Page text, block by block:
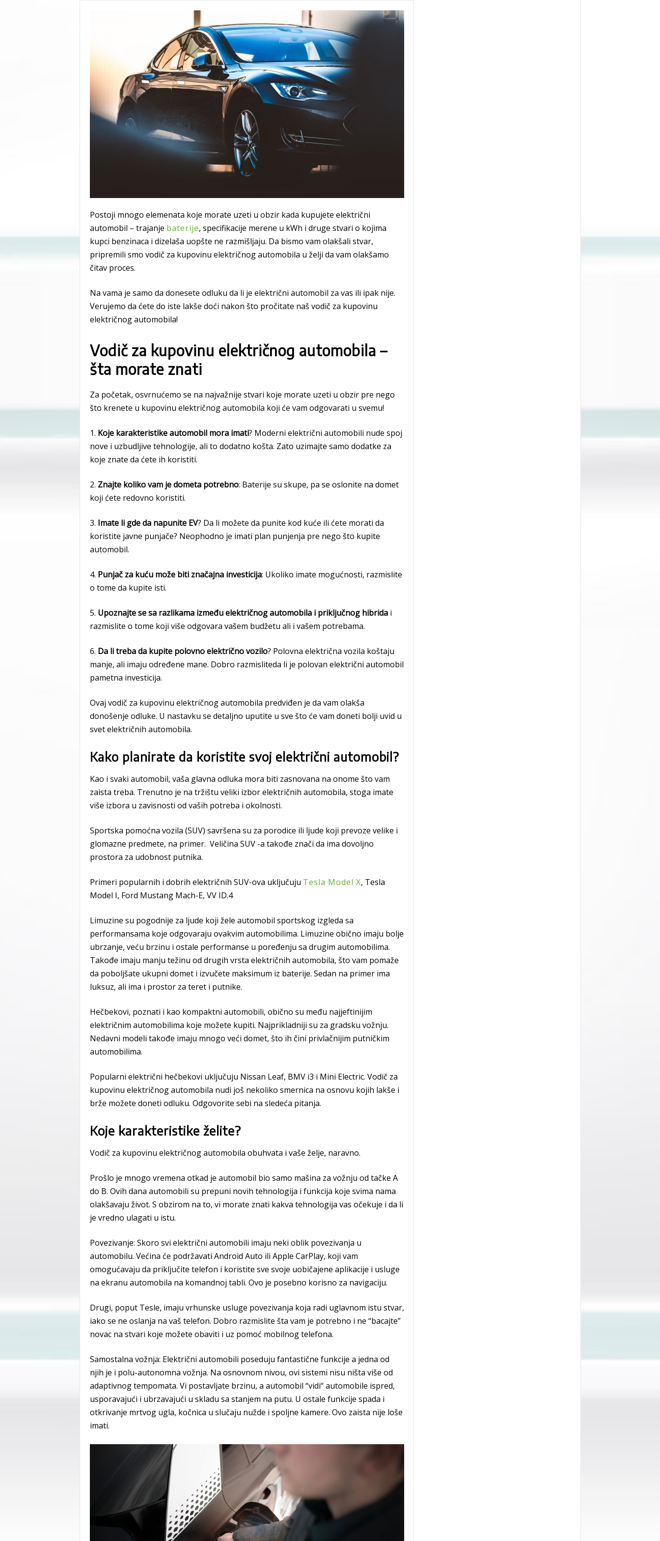
Postoji mnogo elemenata koje morate uzeti u obzir kada kupujete električni
automobil – trajanje baterije, specifikacije merene u kWh i druge stvari o kojima
kupci benzinaca i dizelaša uopšte ne razmišljaju. Da bismo vam olakšali stvar,
pripremili smo vodič za kupovinu električnog automobila u želji da vam olakšamo
čitav proces.
Na vama je samo da donesete odluku da li je električni automobil za vas ili ipak nije.
Verujemo da ćete do iste lakše doći nakon što pročitate naš vodič za kupovinu
električnog automobila!
Vodič za kupovinu električnog automobila –
šta morate znati
Za početak, osvrnućemo se na najvažnije stvari koje morate uzeti u obzir pre nego
što krenete u kupovinu električnog automobila koji će vam odgovarati u svemu!
1. Koje karakteristike automobil mora imati? Moderni električni automobili nude spoj
nove i uzbudljive tehnologije, ali to dodatno košta. Zato uzimajte samo dodatke za
koje znate da ćete ih koristiti.
2. Znajte koliko vam je dometa potrebno: Baterije su skupe, pa se oslonite na domet
koji ćete redovno koristiti.
3. Imate li gde da napunite EV? Da li možete da punite kod kuće ili ćete morati da
koristite javne punjače? Neophodno je imati plan punjenja pre nego što kupite
automobil.
4. Punjač za kuću može biti značajna investicija: Ukoliko imate mogućnosti, razmislite
o tome da kupite isti.
5. Upoznajte se sa razlikama između električnog automobila i priključnog hibridai
razmislite o tome koji više odgovara vašem budžetu ali i vašem potrebama.
6. Da li treba da kupite polovno električno vozilo? Polovna električna vozila koštaju
manje, ali imaju određene mane. Dobro razmisliteda li je polovan električni automobil
pametna investicija.
Ovaj vodič za kupovinu električnog automobila predviđen je da vam olakša
donošenje odluke. U nastavku se detaljno uputite u sve što će vam doneti bolji uvid u
svet električnih automobila.
Kako planirate da koristite svoj električni automobil?
Kao i svaki automobil, vaša glavna odluka mora biti zasnovana na onome što vam
zaista treba. Trenutno je na tržištu veliki izbor električnih automobila, stoga imate
više izbora u zavisnosti od vaših potreba i okolnosti.
Sportska pomoćna vozila (SUV) savršena su za porodice ili ljude koji prevoze velike i
glomazne predmete, na primer. Veličina SUV -a takođe znači da ima dovoljno
prostora za udobnost putnika.
Primeri popularnih i dobrih električnih SUV-ova uključuju Tesla Model X, Tesla
Model I, Ford Mustang Mach-E, VV ID.4
Limuzine su pogodnije za ljude koji žele automobil sportskog izgleda sa
performansama koje odgovaraju ovakvim automobilima. Limuzine obično imaju bolje
ubrzanje, veću brzinu i ostale performanse u poređenju sa drugim automobilima.
Takođe imaju manju težinu od drugih vrsta električnih automobila, što vam pomaže
da poboljšate ukupni domet i izvučete maksimum iz baterije. Sedan na primer ima
luksuz, ali ima i prostor za teret i putnike.
Hečbekovi, poznati i kao kompaktni automobili, obično su među najjeftinijim
električnim automobilima koje možete kupiti. Najprikladniji su za gradsku vožnju.
Nedavni modeli takođe imaju mnogo veći domet, što ih čini privlačnijim putničkim
automobilima.
Popularni električni hečbekovi uključuju Nissan Leaf, BMV i3 i Mini Electric. Vodič za
kupovinu električnog automobila nudi još nekoliko smernica na osnovu kojih lakše i
brže možete doneti odluku. Odgovorite sebi na sledeća pitanja.
Koje karakteristike želite?
Vodič za kupovinu električnog automobila obuhvata i vaše želje, naravno.
Prošlo je mnogo vremena otkad je automobil bio samo mašina za vožnju od tačke A
do B. Ovih dana automobili su prepuni novih tehnologija i funkcija koje svima nama
olakšavaju život. S obzirom na to, vi morate znati kakva tehnologija vas očekuje i da li
je vredno ulagati u istu.
Povezivanje: Skoro svi električni automobili imaju neki oblik povezivanja u
automobilu. Većina će podržavati Android Auto ili Apple CarPlay, koji vam
omogućavaju da priključite telefon i koristite sve svoje uobičajene aplikacije i usluge
na ekranu automobila na komandnoj tabli. Ovo je posebno korisno za navigaciju.
Drugi, poput Tesle, imaju vrhunske usluge povezivanja koja radi uglavnom istu stvar,
iako se ne oslanja na vaš telefon. Dobro razmislite šta vam je potrebno i ne “bacajte”
novac na stvari koje možete obaviti i uz pomoć mobilnog telefona.
Samostalna vožnja: Električni automobili poseduju fantastične funkcije a jedna od
njih je i polu-autonomna vožnja. Na osnovnom nivou, ovi sistemi nisu ništa više od
adaptivnog tempomata. Vi postavljate brzinu, a automobil “vidi“ automobile ispred,
usporavajući i ubrzavajući u skladu sa stanjem na putu. U ostale funkcije spada i
otkrivanje mrtvog ugla, kočnica u slučaju nužde i spoljne kamere. Ovo zaista nije loše
imati.